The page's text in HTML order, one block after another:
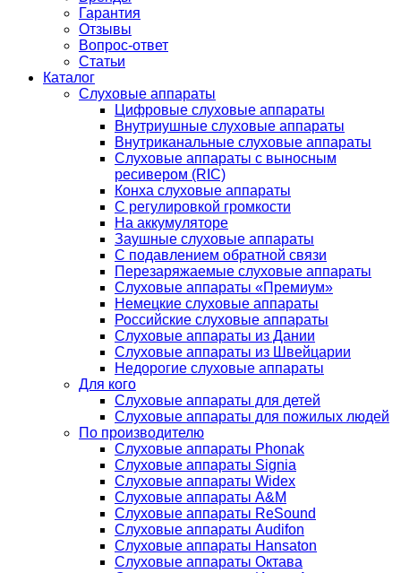
Гарантия
Отзывы
Вопрос-ответ
Статьи
Каталог
Слуховые аппараты
Цифровые слуховые аппараты
Внутриушные слуховые аппараты
Внутриканальные слуховые аппараты
Слуховые аппараты с выносным
ресивером (RIC)
Конха слуховые аппараты
С регулировкой громкости
На аккумуляторе
Заушные слуховые аппараты
C подавлением обратной связи
Перезаряжаемые слуховые аппараты
Слуховые аппараты «Премиум»
Немецкие слуховые аппараты
Российские слуховые аппараты
Слуховые аппараты из Дании
Слуховые аппараты из Швейцарии
Недорогие слуховые аппараты
Для кого
Слуховые аппараты для детей
Слуховые аппараты для пожилых людей
По производителю
Слуховые аппараты Phonak
Слуховые аппараты Signia
Слуховые аппараты Widex
Слуховые аппараты A&M
Слуховые аппараты ReSound
Слуховые аппараты Audifon
Слуховые аппараты Hansaton
Слуховые аппараты Октава